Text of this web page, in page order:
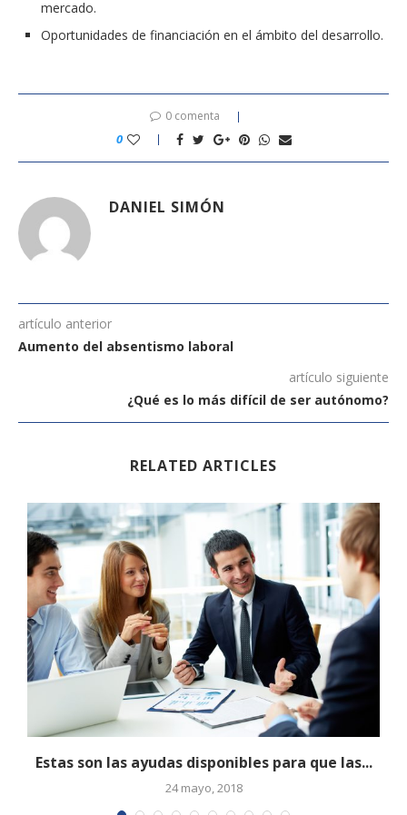
mercado.
Oportunidades de financiación en el ámbito del desarrollo.
0 comenta
0
DANIEL SIMÓN
artículo anterior
Aumento del absentismo laboral
artículo siguiente
¿Qué es lo más difícil de ser autónomo?
RELATED ARTICLES
Estas son las ayudas disponibles para que las...
24 mayo, 2018